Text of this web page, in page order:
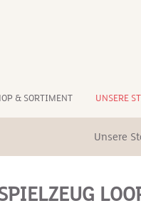
& SORTIMENT UNSERE
Unsere